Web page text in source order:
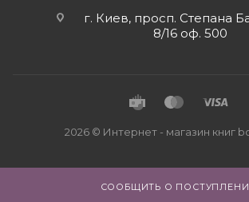
СООБЩИТЬ О
г. Киев, просп. Степана
8/16 оф. 500
2026 © Интернет - магазин книг